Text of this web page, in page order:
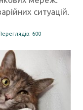
ситуацій.
600